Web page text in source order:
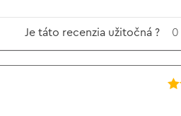
Je táto recenzia užitočná ? 0